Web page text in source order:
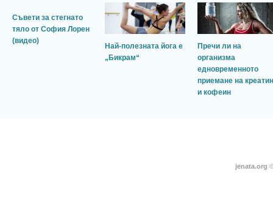
Съвети за стегнато
тяло от София Лорен
(видео)
Най-полезната йога е
„Бикрам“
Пречи ли на
организма
едновременното
приемане на креатин
и кофеин
jenata.org